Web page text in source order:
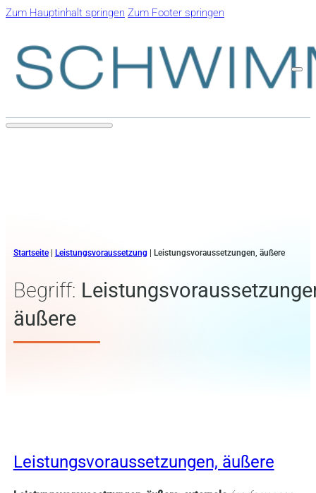
Zum Hauptinhalt springen Zum Footer springen
Startseite| Leistungsvoraussetzung Leistungsvoraussetzungen, äußere
Begriff:
äußere
Leistungsvoraussetzungen, äußere